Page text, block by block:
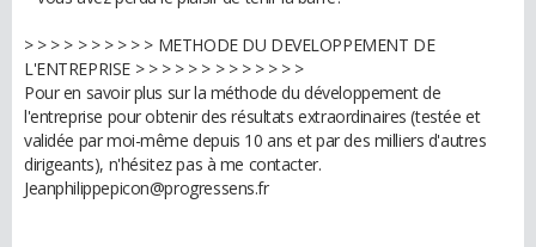
> > > > > > > > > > METHODE DU DEVELOPPEMENT DE
L'ENTREPRISE > > > > > > > > > > > > >
Pour en savoir plus sur la méthode du développement de
l'entreprise pour obtenir des résultats extraordinaires (testée et
validée par moi-même depuis 10 ans et par des milliers d'autres
dirigeants), n'hésitez pas à me contacter.
Jeanphilippepicon@progressens.fr